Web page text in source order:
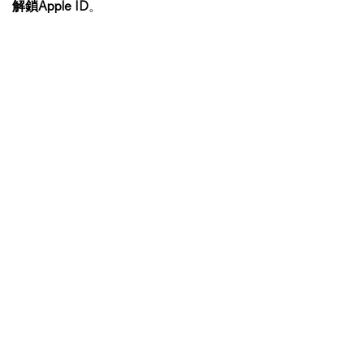
解鎖Apple ID。